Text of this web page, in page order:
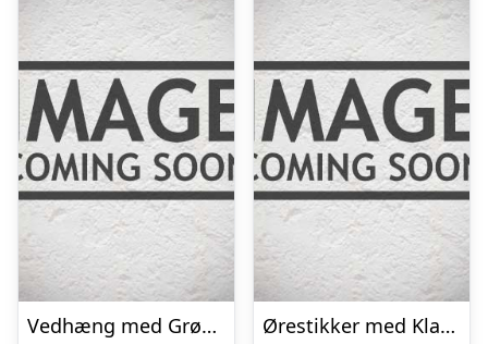
Vedhæng med Grøn Agat – 29mm – u/kæde Ørestikker med Klar Topas – Ø6mm – pr par